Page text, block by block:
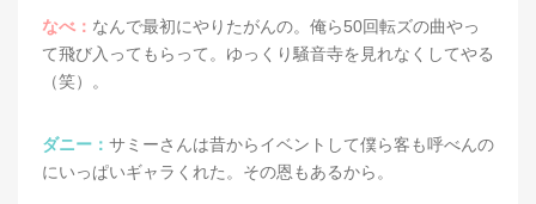
なべ： なんで最初にやりたがんの。俺ら50回転ズの曲やっ
て飛び入ってもらって。ゆっくり騒音寺を見れなくしてやる
（笑）。
ダニー： サミーさんは昔からイベントして僕ら客も呼べんの
にいっぱいギャラくれた。その恩もあるから。